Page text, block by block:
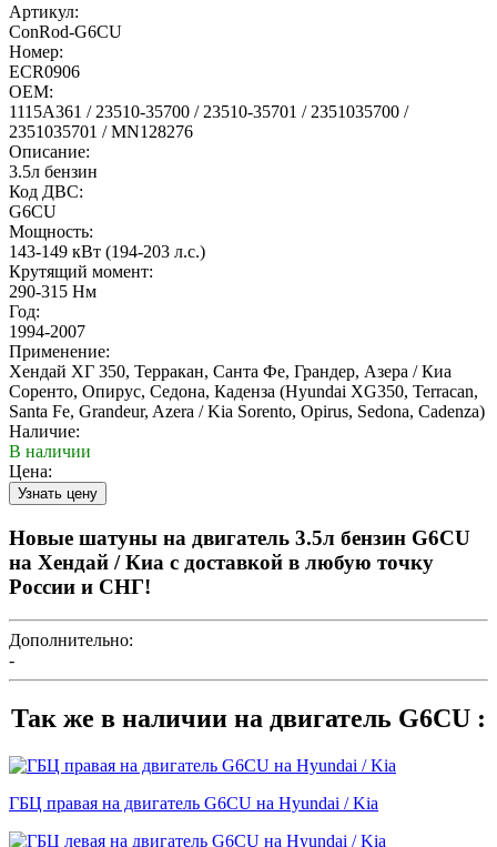
Артикул:
ConRod-G6CU
Номер:
ECR0906
OEM:
1115A361 / 23510-35700 / 23510-35701 / 2351035700 /
2351035701 / MN128276
Описание:
3.5л бензин
Код ДВС:
G6CU
Мощность:
143-149 кВт (194-203 л.с.)
Крутящий момент:
290-315 Нм
Год:
1994-2007
Применение:
Хендай ХГ 350, Терракан, Санта Фе, Грандер, Азера / Киа
Соренто, Опирус, Седона, Каденза (Hyundai XG350, Terracan,
Santa Fe, Grandeur, Azera / Kia Sorento, Opirus, Sedona, Cadenza)
Наличие:
В наличии
Цена:
Новые шатуны на двигатель 3.5л бензин G6CU
на Хендай / Киа с доставкой в любую точку
России и СНГ!
Дополнительно:
-
Так же в наличии на двигатель G6CU :
ГБЦ правая на двигатель G6CU на Hyundai / Kia